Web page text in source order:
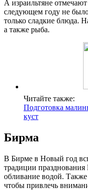
А израильтяне
следующем году не
только сладкие блюда.
а также рыба.
Читайте также:
Подготовка
куст
Бирма
В Бирме в Новый год
традиции
обливание водой.
чтобы привлечь